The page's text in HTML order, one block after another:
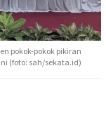
pokok-pokok pikiran
(foto: sah/sekata.id)